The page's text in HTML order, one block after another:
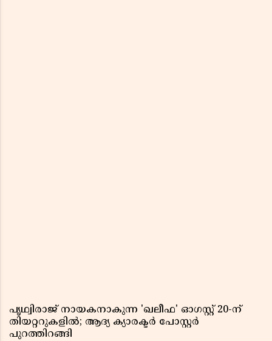
പൃഥ്വിരാജ് നായകനാകുന്ന 'ഖലീഫ' ഓഗസ്റ്റ് 20-ന്
തിയറ്ററുകളിൽ; ആദ്യ ക്യാരക്ടർ പോസ്റ്റർ
പുറത്തിറങ്ങി